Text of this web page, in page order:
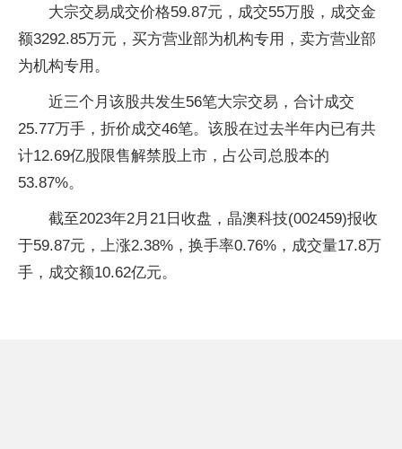
大宗交易成交价格59.87元，成交55万股，成交金
额3292.85万元，买方营业部为机构专用，卖方营业部
为机构专用。
近三个月该股共发生56笔大宗交易，合计成交
25.77万手，折价成交46笔。该股在过去半年内已有共
计12.69亿股限售解禁股上市，占公司总股本的
53.87%。
截至2023年2月21日收盘，晶澳科技(002459)报收
于59.87元，上涨2.38%，换手率0.76%，成交量17.8万
手，成交额10.62亿元。